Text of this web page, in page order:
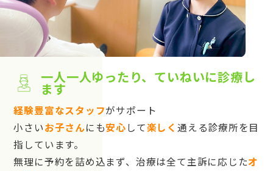
一人一人ゆったり、ていねいに診療し
ます
経験豊富なスタッフがサポート
小さいお子さんにも安心して楽しく 通える診療所を目
指しています。
無理に予約を詰め込まず、治療は全て主訴に応じたオ